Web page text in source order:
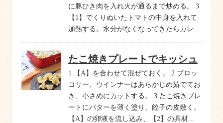
に豚ひき肉を入れ火が通るまで炒める。 3
【1】でくりぬいたトマトの中身を入れて
加熱する。水分がなくなってきたらカレ...
たこ焼きプレートでキッシュ
1 【A】を合わせて混ぜておく。 2 ブロッ
コリー、ウインナーはあらかじめ茹でてお
き、小さめにカットする。 3 たこ焼きプレ
ートにバターを薄く塗り、餃子の皮敷く。
【A】の卵液を流し込み、【2】の具材...